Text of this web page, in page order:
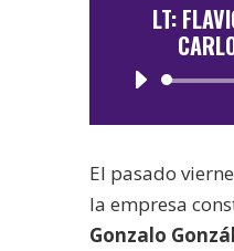
LT:
El pasado
la empresa
Gonzalo